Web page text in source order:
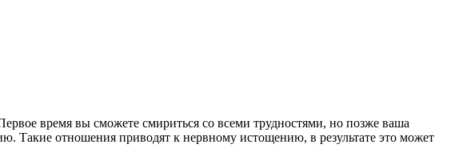
время вы сможете смириться со всеми трудностями, но позже ваша
Такие отношения приводят к нервному истощению, в результате это может